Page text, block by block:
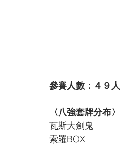
參賽人數：４９人
〈八強套牌分布〉
瓦斯大劍鬼
索羅BOX